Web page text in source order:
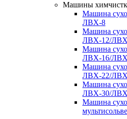
Машины
Машина
ЛВХ-8
Машина
ЛВХ-12/
Машина
ЛВХ-16/
Машина
ЛВХ-22/
Машина
ЛВХ-30/
Машина